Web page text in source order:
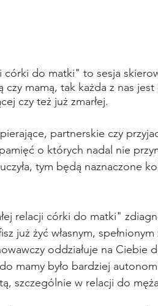
córki do matki" to sesja
mamą, tak każda z nas jest
czy też już zmarłej.
partnerskie czy
o których nadal nie
tym będą naznaczone
relacji córki do matki"
już żyć własnym,
oddziałuje na Ciebie
mamy było bardziej
szczególnie w relacji do